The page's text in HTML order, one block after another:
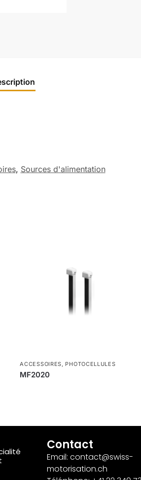
, Sources d'alimentation
ACCESSOIRES PHOTOCELLULES
MF2020
Contact
Email: contact@swiss-
motorisation.ch